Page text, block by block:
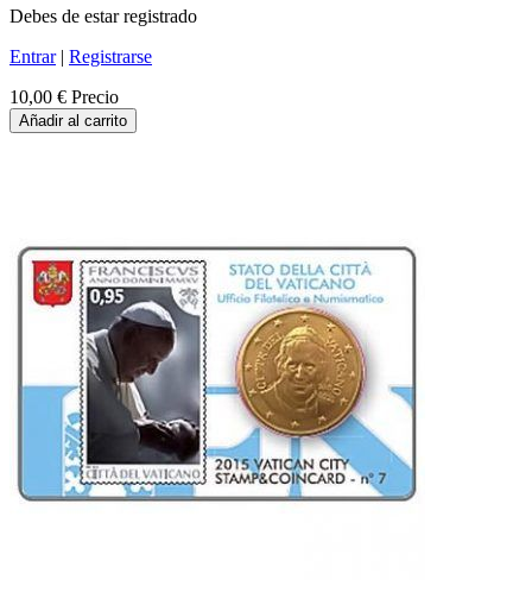
Debes de estar registrado
Entrar| Registrarse
10,00 € Precio
Añadir al carrito